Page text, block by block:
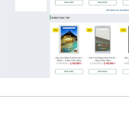
CHI TIẾT
XEM THỰC TẾ